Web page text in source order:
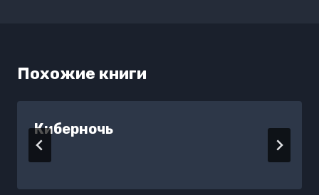
Похожие книги
Киберночь